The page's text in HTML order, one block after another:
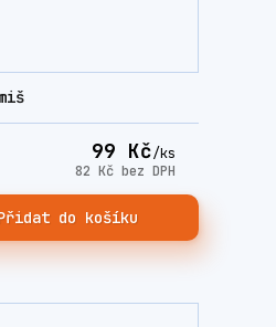
99 Kč/ks
82 Kč bez DPH
do košíku